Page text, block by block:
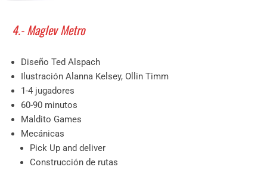
4.- Maglev Metro
Diseño Ted Alspach
Ilustración Alanna Kelsey, Ollin Timm
1-4 jugadores
60-90 minutos
Maldito Games
Mecánicas
Pick Up and deliver
Construcción de rutas